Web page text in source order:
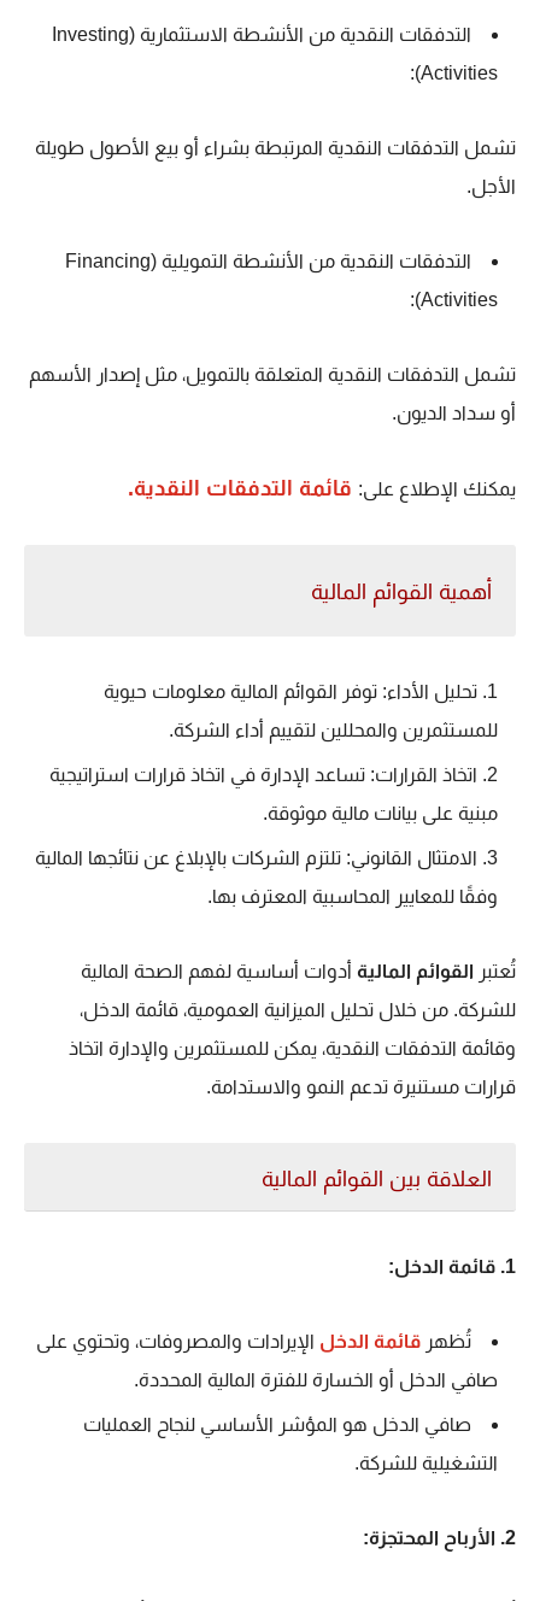
التدفقات النقدية من الأنشطة الاستثمارية (Investing
Activities):
تشمل التدفقات النقدية المرتبطة بشراء أو بيع الأصول طويلة
الأجل.
التدفقات النقدية من الأنشطة التمويلية (Financing
Activities):
تشمل التدفقات النقدية المتعلقة بالتمويل، مثل إصدار الأسهم
أو سداد الديون.
يمكنك الإطلاع على: قائمة التدفقات النقدية.
أهمية القوائم المالية
تحليل الأداء: توفر القوائم المالية معلومات حيوية
للمستثمرين والمحللين لتقييم أداء الشركة.
اتخاذ القرارات: تساعد الإدارة في اتخاذ قرارات استراتيجية
مبنية على بيانات مالية موثوقة.
الامتثال القانوني: تلتزم الشركات بالإبلاغ عن نتائجها المالية
وفقًا للمعايير المحاسبية المعترف بها.
تُعتبر القوائم المالية أدوات أساسية لفهم الصحة المالية
للشركة. من خلال تحليل الميزانية العمومية، قائمة الدخل،
وقائمة التدفقات النقدية، يمكن للمستثمرين والإدارة اتخاذ
قرارات مستنيرة تدعم النمو والاستدامة.
العلاقة بين القوائم المالية
1. قائمة الدخل:
تُظهر قائمة الدخل الإيرادات والمصروفات، وتحتوي على
صافي الدخل أو الخسارة للفترة المالية المحددة.
صافي الدخل هو المؤشر الأساسي لنجاح العمليات
التشغيلية للشركة.
2. الأرباح المحتجزة: